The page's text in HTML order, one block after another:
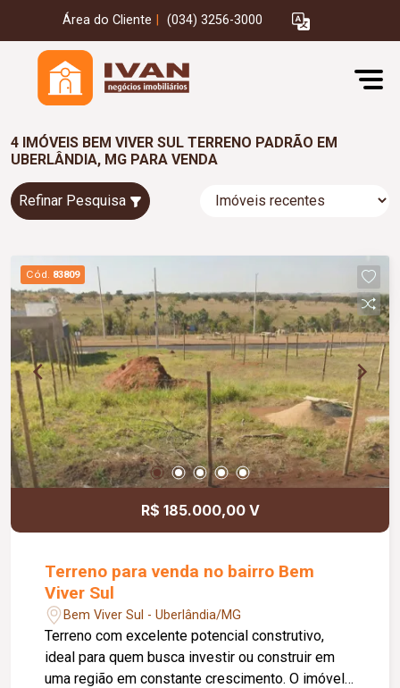
Área do Cliente (034) 3256-3000
4 IMÓVEIS BEM VIVER SUL TERRENO PADRÃO EM
UBERLÂNDIA, MG PARA VENDA
Refinar Pesquisa
Cód. 83809
R$ 185.000,00 V
Terreno para venda no bairro Bem
Viver Sul
Bem Viver Sul - Uberlândia/MG
Terreno com excelente potencial construtivo,
ideal para quem busca investir ou construir em
uma região em constante crescimento. O imóvel